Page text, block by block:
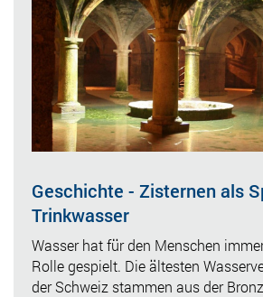
Geschichte - Zisternen als
Trinkwasser
Wasser hat für den Menschen
Rolle gespielt. Die ältesten
der Schweiz stammen aus der